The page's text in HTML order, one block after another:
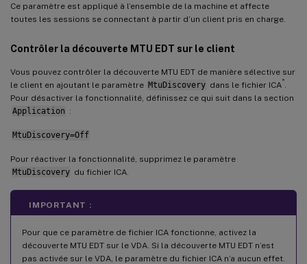
Ce paramètre est appliqué à l’ensemble de la machine et affecte
toutes les sessions se connectant à partir d’un client pris en charge.
Contrôler la découverte MTU EDT sur le client
Vous pouvez contrôler la découverte MTU EDT de manière sélective sur
le client en ajoutant le paramètre MtuDiscovery dans le fichier ICA ®
Pour désactiver la fonctionnalité, définissez ce qui suit dans la section
Application :
MtuDiscovery=Off
Pour réactiver la fonctionnalité, supprimez le paramètre
MtuDiscovery du fichier ICA.
IMPORTANT :
Pour que ce paramètre de fichier ICA fonctionne, activez la
découverte MTU EDT sur le VDA. Si la découverte MTU EDT n’est
pas activée sur le VDA, le paramètre du fichier ICA n’a aucun effet.